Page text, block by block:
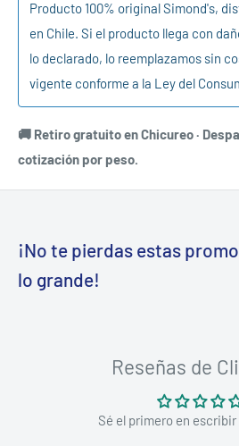
Producto 100% original Simond's,
en Chile. Si el producto llega con
lo declarado, lo reemplazamos sin
vigente conforme a la Ley del
🚚 Retiro gratuito en Chicureo ·
cotización por peso.
¡No te pierdas estas
lo grande!
Reseñas de
Sé el primero en